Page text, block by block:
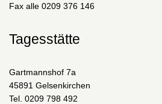
Fax alle 0209 376 146
Tagesstätte
Gartmannshof 7a
45891 Gelsenkirchen
Tel. 0209 798 492